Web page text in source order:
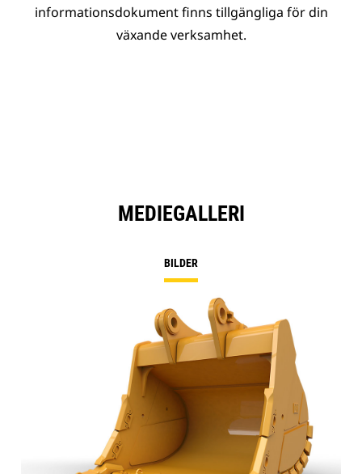
informationsdokument finns tillgängliga för din
växande verksamhet.
MEDIEGALLERI
BILDER